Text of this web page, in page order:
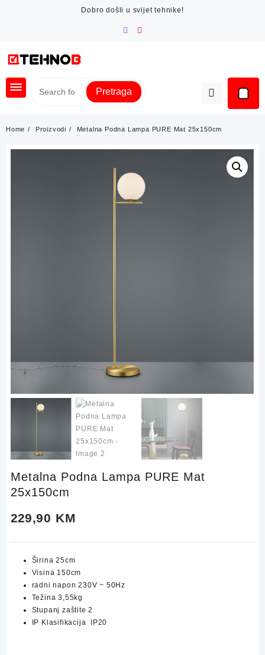
Dobro došli u svijet tehnike!
Pretraga
Home Proizvodi Metalna Podna Lampa PURE Mat 25x150cm
Metalna Podna Lampa PURE Mat
25x150cm
229,90 KM
Širina 25cm
Visina 150cm
radni napon 230V ~ 50Hz
Težina 3,55kg
Stupanj zaštite 2
IP Klasifikacija IP20